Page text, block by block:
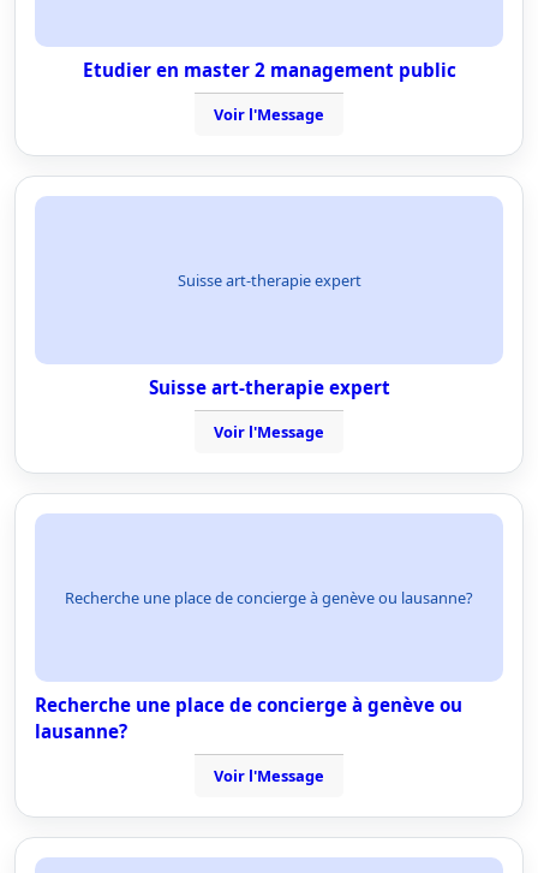
Etudier en master 2 management public
Voir l'Message
Suisse art-therapie expert
Suisse art-therapie expert
Voir l'Message
Recherche une place de concierge à genève ou lausanne?
Recherche une place de concierge à genève ou
lausanne?
Voir l'Message